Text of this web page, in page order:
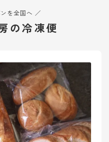
を全国へ ／
の冷凍便